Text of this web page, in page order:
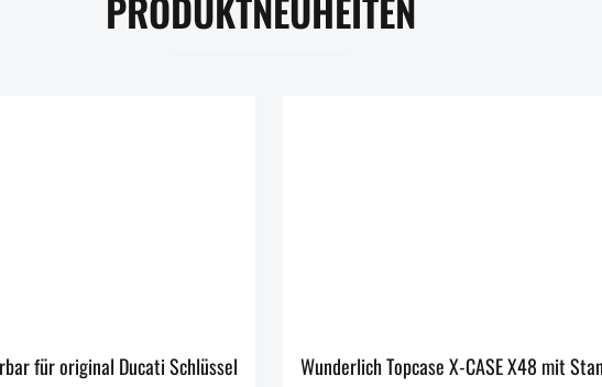
für original Ducati Schlüssel Wunderlich Topcase X-CASE X48 mit